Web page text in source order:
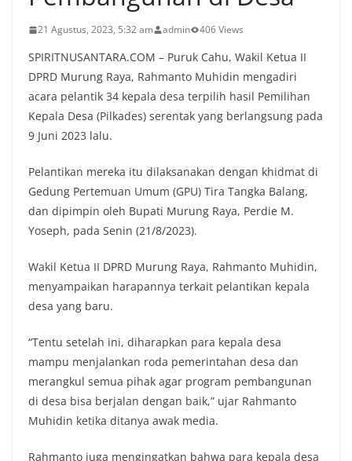
21 Agustus, 2023, 5:32 am admin 406 Views
SPIRITNUSANTARA.COM – Puruk Cahu, Wakil Ketua II
DPRD Murung Raya, Rahmanto Muhidin mengadiri
acara pelantik 34 kepala desa terpilih hasil Pemilihan
Kepala Desa (Pilkades) serentak yang berlangsung pada
9 Juni 2023 lalu.
Pelantikan mereka itu dilaksanakan dengan khidmat di
Gedung Pertemuan Umum (GPU) Tira Tangka Balang,
dan dipimpin oleh Bupati Murung Raya, Perdie M.
Yoseph, pada Senin (21/8/2023).
Wakil Ketua II DPRD Murung Raya, Rahmanto Muhidin,
menyampaikan harapannya terkait pelantikan kepala
desa yang baru.
“Tentu setelah ini, diharapkan para kepala desa
mampu menjalankan roda pemerintahan desa dan
merangkul semua pihak agar program pembangunan
di desa bisa berjalan dengan baik,” ujar Rahmanto
Muhidin ketika ditanya awak media.
Rahmanto juga mengingatkan bahwa para kepala desa